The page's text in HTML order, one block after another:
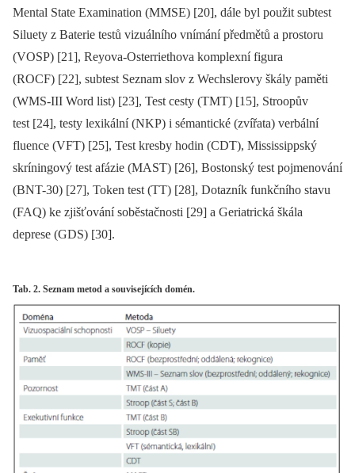
Mental State Examination (MMSE) [20], dále byl použit subtest
Siluety z Baterie testů vizuálního vnímání předmětů a prostoru
(VOSP) [21], Reyova-Oster­riethova komplexní figura
(ROCF) [22], subtest Seznam slov z Wechslerovy škály paměti
(WMS-III Word list) [23], Test cesty (TMT) [15], Stroopův
test [24], testy lexikální (NKP) i sémantické (zvířata) verbální
fluence (VFT) [25], Test kresby hodin (CDT), Mississippský
skríningový test afázie (MAST) [26], Bostonský test pojmenování
(BNT-30) [27], Token test (TT) [28], Dotazník funkčního stavu
(FAQ) ke zjišťování soběstačnosti [29] a Geriatrická škála
deprese (GDS) [30].
Tab. 2. Seznam metod a souvisejících domén.